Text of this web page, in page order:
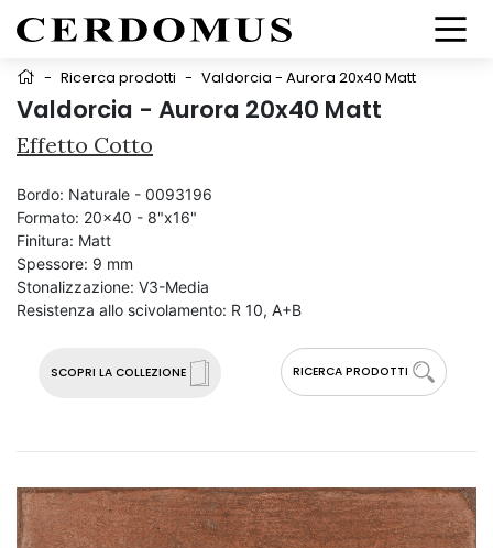
- Ricerca prodotti - Valdorcia - Aurora 20x40 Matt
Valdorcia - Aurora 20x40 Matt
Effetto Cotto
SCOPRI LA COLLEZIONE RICERCA PRODOTTI
Bordo: Naturale - 0093196
Formato: 20x40 - 8"x16"
Finitura: Matt
Spessore: 9 mm
Stonalizzazione: V3-Media
Resistenza allo scivolamento: R 10, A+B